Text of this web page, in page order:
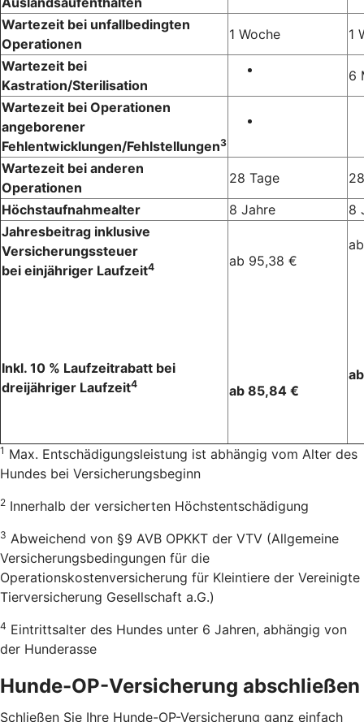
Wartezeit bei unfallbedingten
Operationen
1 Woche
1
Wartezeit bei
Kastration/Sterilisation
6
Wartezeit bei Operationen
angeborener
Fehlentwicklungen/Fehlstellungen3
Wartezeit bei anderen
Operationen
28 Tage
Höchstaufnahmealter
8 Jahre
8
Jahresbeitrag inklusive
Versicherungssteuer
bei einjähriger Laufzeit4
Inkl. 10 % Laufzeitrabatt bei
dreijähriger Laufzeit4
ab 95,38 €
ab 85,84 €
1 Max. Entschädigungsleistung ist abhängig vom Alter des
Hundes bei Versicherungsbeginn
2 Innerhalb der versicherten Höchstentschädigung
3 Abweichend von §9 AVB OPKKT der VTV (Allgemeine
Versicherungsbedingungen für die
Operationskostenversicherung für Kleintiere der Vereinigte
Tierversicherung Gesellschaft a.G.)
4 Eintrittsalter des Hundes unter 6 Jahren, abhängig von
der Hunderasse
Hunde-OP-Versicherung abschließen
Schließen Sie Ihre Hunde-OP-Versicherung ganz einfach